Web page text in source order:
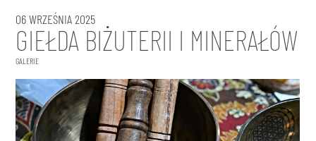
06 WRZEŚNIA 2025
GIEŁDA BIŻUTERII I MINERAŁÓW
GALERIE